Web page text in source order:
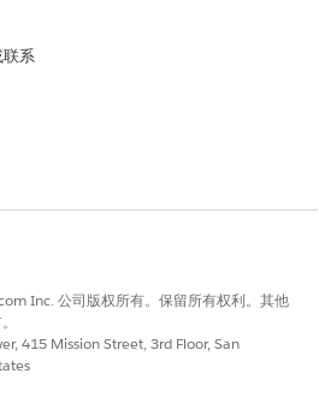
发布。激活模板，并根据需要添加自定
置专用客服人员，以支持 Agentforce
服务。客服人员配置包括选择模板、
员工上线。
类
测重复事件，识别与有效主要事件的关
IT 服务组织中创建事件时通知员工。
联系
Inc. 公司版权所有。保留所有权利。其他
415 Mission Street, 3rd Floor, San